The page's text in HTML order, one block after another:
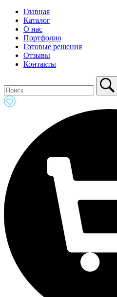
Главная
Каталог
О нас
Портфолио
Готовые решения
Отзывы
Контакты